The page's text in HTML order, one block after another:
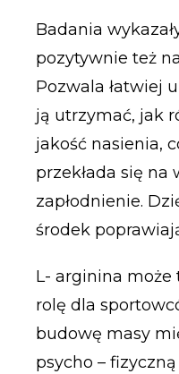
Badania
pozytywnie też
Pozwala łatwiej
ją utrzymać, jak
jakość nasienia,
przekłada się na
zapłodnienie.
środek
L- arginina może
rolę dla
budowę masy
psycho –